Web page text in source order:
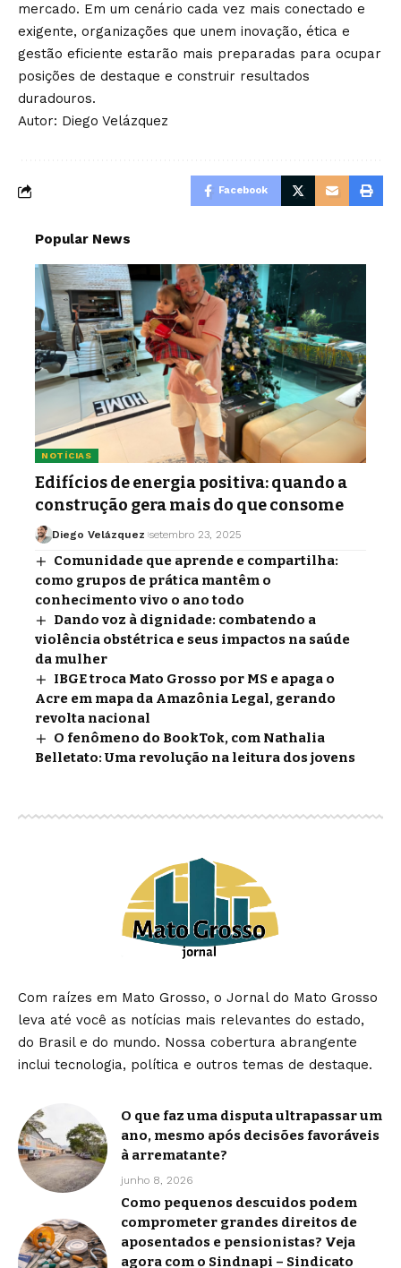
mercado. Em um cenário cada vez mais conectado e
exigente, organizações que unem inovação, ética e
gestão eficiente estarão mais preparadas para ocupar
posições de destaque e construir resultados
duradouros.
Autor: Diego Velázquez
Facebook
Popular News
NOTÍCIAS
Edifícios de energia positiva: quando a
construção gera mais do que consome
Diego Velázquez setembro 23, 2025
Comunidade que aprende e compartilha:
como grupos de prática mantêm o
conhecimento vivo o ano todo
Dando voz à dignidade: combatendo a
violência obstétrica e seus impactos na saúde
da mulher
IBGE troca Mato Grosso por MS e apaga o
Acre em mapa da Amazônia Legal, gerando
revolta nacional
O fenômeno do BookTok, com Nathalia
Belletato: Uma revolução na leitura dos jovens
Com raízes em Mato Grosso, o Jornal do Mato Grosso
leva até você as notícias mais relevantes do estado,
do Brasil e do mundo. Nossa cobertura abrangente
inclui tecnologia, política e outros temas de destaque.
O que faz uma disputa ultrapassar um
ano, mesmo após decisões favoráveis
à arrematante?
junho 8, 2026
Como pequenos descuidos podem
comprometer grandes direitos de
aposentados e pensionistas? Veja
agora com o Sindnapi – Sindicato